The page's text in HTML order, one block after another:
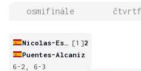
osmifinále
[1]2
Puentes-Alcaniz
6-2, 6-3